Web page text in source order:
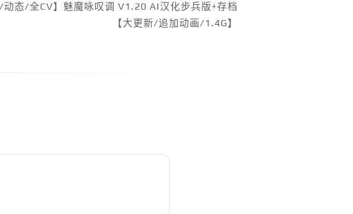
/动态/全CV】魅魔咏叹调 V1.20 AI汉化步兵版+存档
【大更新/追加动画/1.4G】